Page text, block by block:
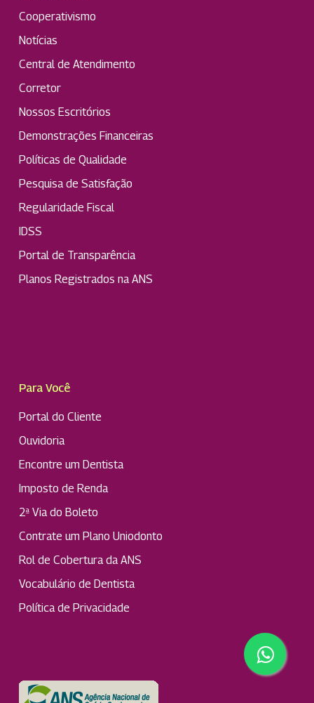
Cooperativismo
Notícias
Central de Atendimento
Corretor
Nossos Escritórios
Demonstrações Financeiras
Políticas de Qualidade
Pesquisa de Satisfação
Regularidade Fiscal
IDSS
Portal de Transparência
Planos Registrados na ANS
Para Você
Portal do Cliente
Ouvidoria
Encontre um Dentista
Imposto de Renda
2ª Via do Boleto
Contrate um Plano Uniodonto
Rol de Cobertura da ANS
Vocabulário de Dentista
Política de Privacidade